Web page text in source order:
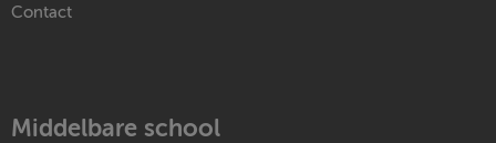
Contact
Middelbare school